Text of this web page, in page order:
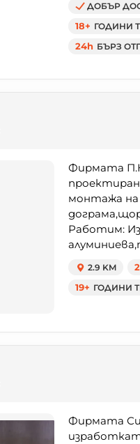
ДОБЪР
18+ ГОДИНИ
24h БЪРЗ
Фирмата
монтажа на
Работим:
2.9 KM 2
19+ ГОДИНИ
Фирмата